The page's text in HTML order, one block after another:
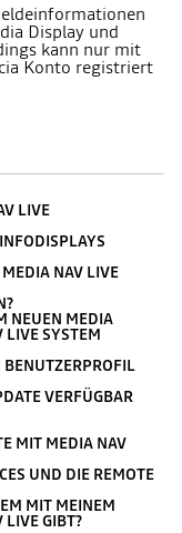
Display und
kann nur mit
Konto registriert
LIVE
NAV LIVE
NEUEN MEDIA
SYSTEM
VERFÜGBAR
MIT MEDIA NAV
UND DIE REMOTE
MIT MEINEM
GIBT?